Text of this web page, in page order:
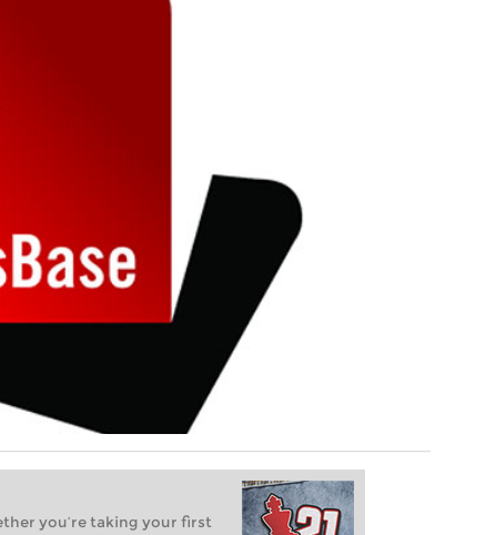
you’re taking your first